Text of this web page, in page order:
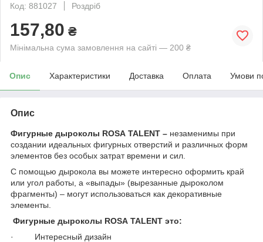
Код: 881027
Роздріб
157,80 ₴
Мінімальна сума замовлення на сайті — 200 ₴
Опис Характеристики Доставка Оплата Умови
Опис
Фигурные дыроколы ROSA TALENT – незаменимы при
создании идеальных фигурных отверстий и различных форм
элементов без особых затрат времени и сил.
С помощью дырокола вы можете интересно оформить край
или угол работы, а «выпады» (вырезанные дыроколом
фрагменты) – могут использоваться как декоративные
элементы.
Фигурные дыроколы ROSA TALENT это:
· Интересный дизайн